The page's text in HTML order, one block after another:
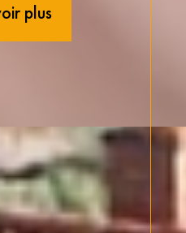
plus